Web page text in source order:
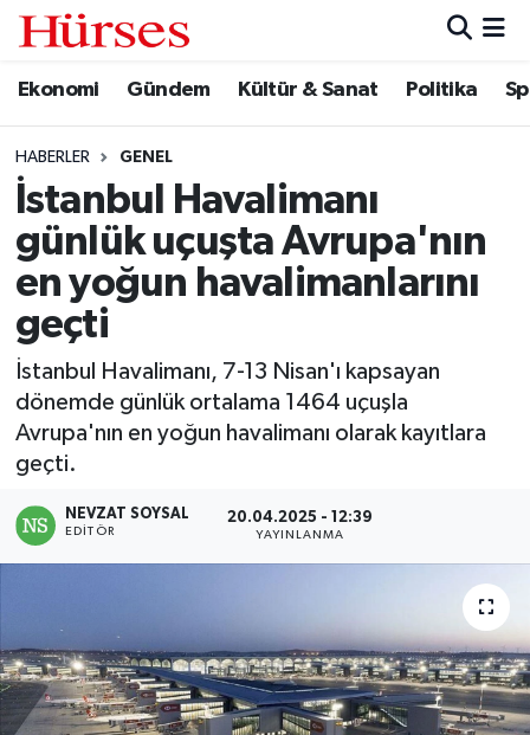
Ekonomi Gündem Kültür & Sanat Politika
HABERLER GENEL
İstanbul Havalimanı
günlük uçuşta Avrupa'nın
en yoğun havalimanlarını
geçti
İstanbul Havalimanı, 7-13 Nisan'ı kapsayan
dönemde günlük ortalama 1464 uçuşla
Avrupa'nın en yoğun havalimanı olarak kayıtlara
geçti.
NEVZAT SOYSAL
EDITÖR
20.04.2025 - 12:39
YAYINLANMA
Ekonomi
Gündem
Kültür & Sanat
Politika
Spor
Turizm
Hava Durumu
Trafik Durumu
Süper Lig Puan Durumu ve Fikstür
Tüm Manşetler
Son Dakika Haberleri
Haber Arşivi